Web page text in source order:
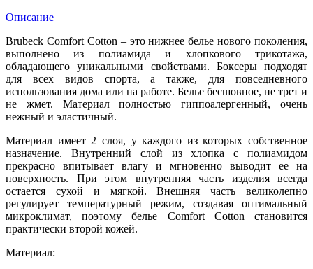
Описание
Brubeck Comfort Cotton – это нижнее белье нового поколения,
выполнено из полиамида и хлопкового трикотажа,
обладающего уникальными свойствами. Боксеры подходят
для всех видов спорта, а также, для повседневного
использования дома или на работе. Белье бесшовное, не трет и
не жмет. Материал полностью гиппоалергенный, очень
нежный и эластичный.
Материал имеет 2 слоя, у каждого из которых собственное
назначение. Внутренний слой из хлопка с полиамидом
прекрасно впитывает влагу и мгновенно выводит ее на
поверхность. При этом внутренняя часть изделия всегда
остается сухой и мягкой. Внешняя часть великолепно
регулирует температурный режим, создавая оптимальный
микроклимат, поэтому белье Comfort Cotton становится
практически второй кожей.
Материал: